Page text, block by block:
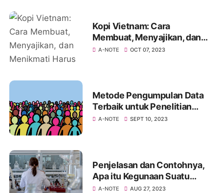
Kopi Vietnam: Cara
Membuat, Menyajikan, dan
Menikmati Harus Kamu
A-NOTE OCT 07, 2023
Metode Pengumpulan Data
Terbaik untuk Penelitian
Kuantitatif Kamu
A-NOTE SEPT 10, 2023
Penjelasan dan Contohnya,
Apa itu Kegunaan Suatu
Eksperimen?
A-NOTE AUG 27, 2023